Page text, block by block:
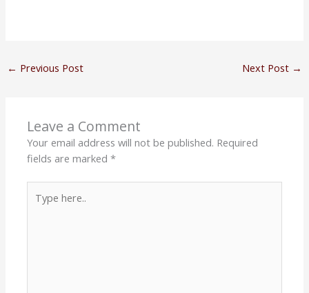
← Previous Post Next Post →
Leave a Comment
Your email address will not be published. Required
fields are marked*
here..